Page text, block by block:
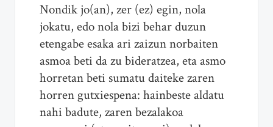
Nondik jo(an), zer (ez) egin, nola
jokatu, edo nola bizi behar duzun
etengabe esaka ari zaizun norbaiten
asmoa beti da zu bideratzea, eta asmo
horretan beti sumatu daiteke zaren
horren gutxiespena: hainbeste aldatu
nahi badute, zaren bezalakoa